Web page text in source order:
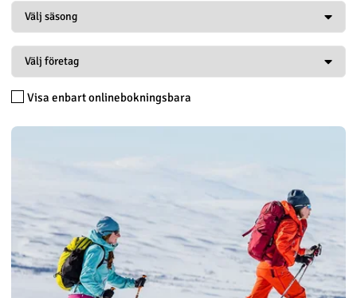
Visa enbart onlinebokningsbara